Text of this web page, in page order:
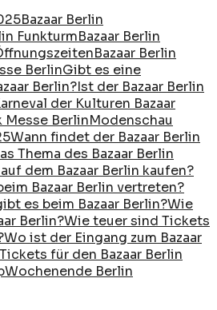
Bazaar Berlin
FunkturmBazaar Berlin
Bazaar Berlin
BerlinGibt es eine
Berlin?Ist der Bazaar Berlin
der Kulturen Bazaar
Messe BerlinModenschau
Wann findet der Bazaar Berlin
Thema des Bazaar Berlin
dem Bazaar Berlin kaufen?
Bazaar Berlin vertreten?
es beim Bazaar Berlin?Wie
Berlin?Wie teuer sind Tickets
Wo ist der Eingang zum Bazaar
für den Bazaar Berlin
Wochenende Berlin